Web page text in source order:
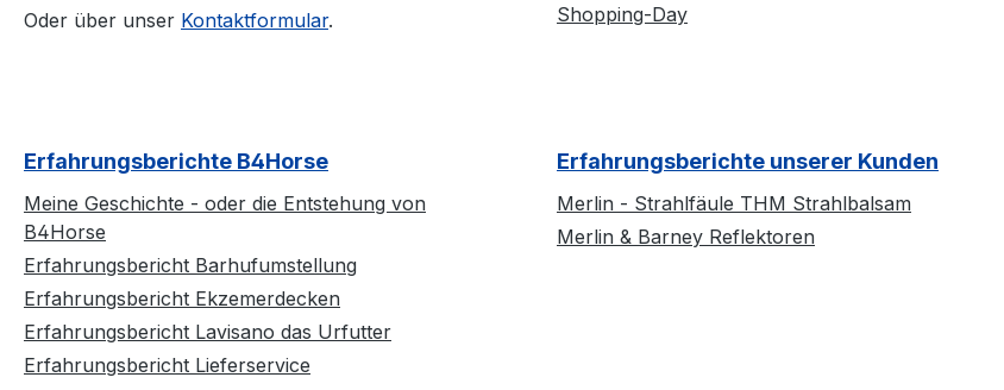
Oder über unser Kontaktformular.
Shopping-Day
Erfahrungsberichte B4Horse
Meine Geschichte - oder die Entstehung von
B4Horse
Erfahrungsbericht Barhufumstellung
Erfahrungsbericht Ekzemerdecken
Erfahrungsbericht Lavisano das Urfutter
Erfahrungsbericht Lieferservice
Erfahrungsberichte unserer Kunden
Merlin - Strahlfäule THM Strahlbalsam
Merlin & Barney Reflektoren